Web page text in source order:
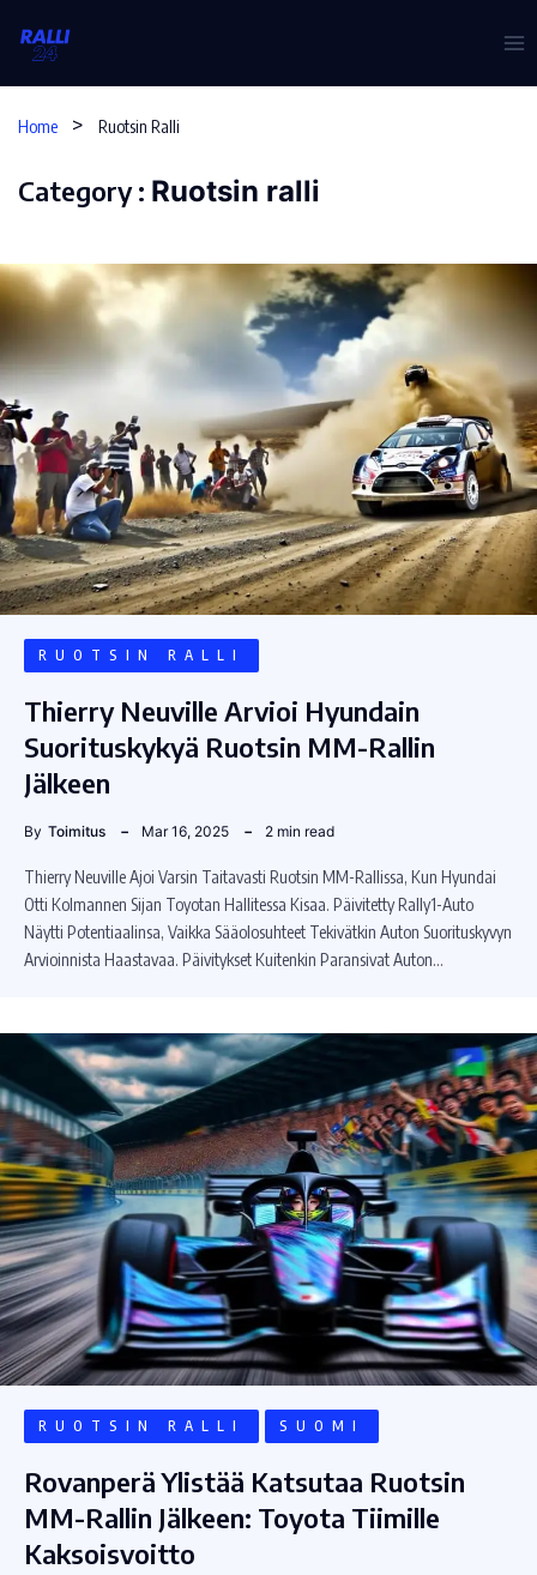
Home Ruotsin Ralli
Category : Ruotsin ralli
RUOTSIN RALLI
Thierry Neuville Arvioi Hyundain
Suorituskykyä Ruotsin MM-Rallin
Jälkeen
By Toimitus Mar 16, 2025 2 min read
Thierry Neuville Ajoi Varsin Taitavasti Ruotsin MM-Rallissa, Kun Hyundai
Otti Kolmannen Sijan Toyotan Hallitessa Kisaa. Päivitetty Rally1-Auto
Näytti Potentiaalinsa, Vaikka Sääolosuhteet Tekivätkin Auton Suorituskyvyn
Arvioinnista Haastavaa. Päivitykset Kuitenkin Paransivat Auton…
RUOTSIN RALLI SUOMI
Rovanperä Ylistää Katsutaa Ruotsin
MM-Rallin Jälkeen: Toyota Tiimille
Kaksoisvoitto